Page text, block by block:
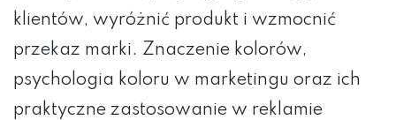
klientów, wyróżnić produkt i wzmocnić
przekaz marki. Znaczenie kolorów,
psychologia koloru w marketingu oraz ich
praktyczne zastosowanie w reklamie